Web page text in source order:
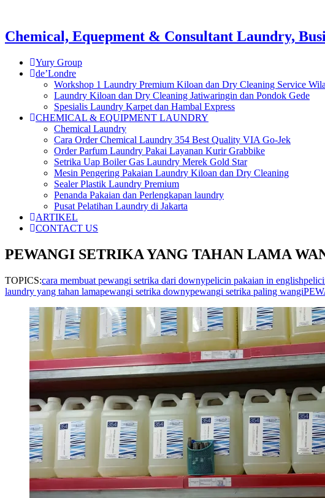
Chemical, Equepment & Consultant Laundry,
Yury Group
de’Londre
Workshop 1 Laundry Premium Kiloan dan Dry Cleaning Service
Laundry Kiloan dan Dry Cleaning Jatiwaringin dan Pondok Gede
Spesialis Laundry Karpet dan Hambal Express
CHEMICAL & EQUIPMENT LAUNDRY
Chemical Laundry
Cara Order Chemical Laundry 354 Best Quality VIA Go-Jek
Order Parfum Laundry Pakai Layanan Kurir Grabbike
Setrika Uap Boiler Gas Laundry Merek Gold Star
Mesin Pengering Pakaian Laundry Kiloan dan Dry Cleaning
Sealer Plastik Laundry Premium
Penanda Pakaian dan Perlengkapan laundry
Pusat Pelatihan Laundry di Jakarta
ARTIKEL
CONTACT US
PEWANGI SETRIKA YANG TAHAN LAMA
TOPICS:cara membuat pewangi setrika dari downypelicin pakaian in english
laundry yang tahan lamapewangi setrika downypewangi setrika paling wangi